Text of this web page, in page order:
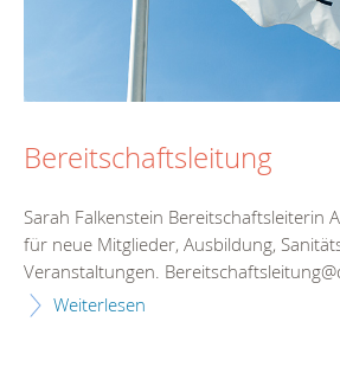
Bereitschaftsleitung
Sarah Falkenstein Bereitschaftsleiterin
für neue Mitglieder, Ausbildung,
Veranstaltungen.
Weiterlesen